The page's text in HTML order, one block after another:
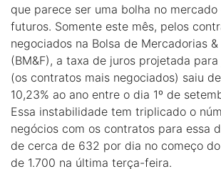
que parece ser uma bolha no mercado
futuros. Somente este mês, pelos
negociados na Bolsa de Mercadorias &
(BM&F), a taxa de juros projetada para
(os contratos mais negociados) saiu
10,23% ao ano entre o dia 1º de
Essa instabilidade tem triplicado o
negócios com os contratos para essa
de cerca de 632 por dia no começo
de 1.700 na última terça-feira.